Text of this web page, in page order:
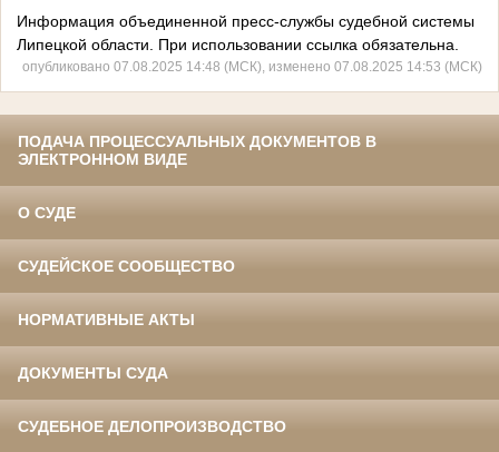
Информация объединенной пресс-службы судебной системы
Липецкой области. При использовании ссылка обязательна.
опубликовано 07.08.2025 14:48 (МСК), изменено 07.08.2025 14:53 (МСК)
ПОДАЧА ПРОЦЕССУАЛЬНЫХ ДОКУМЕНТОВ В
ЭЛЕКТРОННОМ ВИДЕ
О СУДЕ
СУДЕЙСКОЕ СООБЩЕСТВО
НОРМАТИВНЫЕ АКТЫ
ДОКУМЕНТЫ СУДА
СУДЕБНОЕ ДЕЛОПРОИЗВОДСТВО